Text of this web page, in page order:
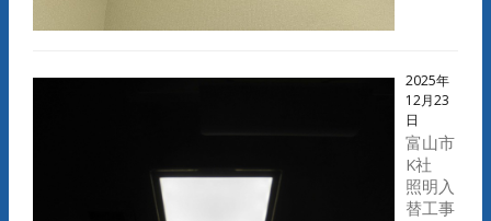
2025年
12月23
日
富山市
K社
照明入
替工事